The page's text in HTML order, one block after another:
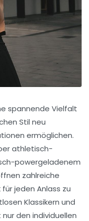
spannende Vielfalt
Stil neu
ermöglichen.
athletisch-
powergeladenem
zahlreiche
jeden Anlass zu
Klassikern und
den individuellen